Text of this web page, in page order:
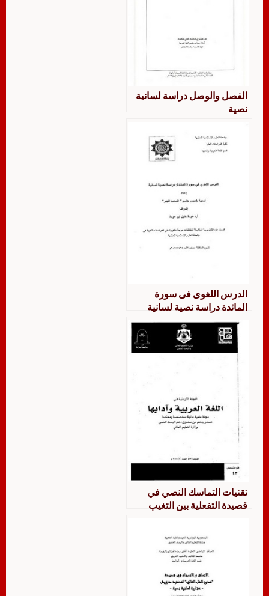
الفصل والوصل دراسة لسانية
نصية
الدرس اللغوى فى سورة
المائدة دراسة نصية لسانية
تقنيات التماسك النصي في
قصيدة التفعلية بين التغيب